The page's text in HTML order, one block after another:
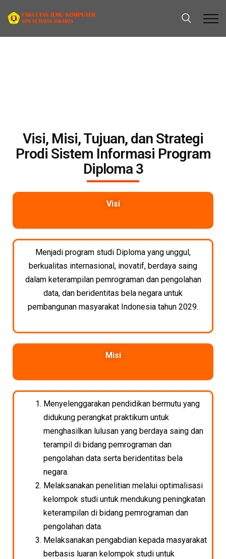
Visi, Misi, Tujuan, dan Strategi
Prodi Sistem Informasi Program
Diploma 3
Visi
Menjadi program studi Diploma yang unggul,
berkualitas internasional, inovatif, berdaya saing
dalam keterampilan pemrograman dan pengolahan
data, dan beridentitas bela negara untuk
pembangunan masyarakat Indonesia tahun 2029.
Misi
Menyelenggarakan pendidikan bermutu yang
didukung perangkat praktikum untuk
menghasilkan lulusan yang berdaya saing dan
terampil di bidang pemrograman dan
pengolahan data serta beridentitas bela
negara.
Melaksanakan penelitian melalui optimalisasi
kelompok studi untuk mendukung peningkatan
keterampilan di bidang pemrograman dan
pengolahan data.
Melaksanakan pengabdian kepada masyarakat
berbasis luaran kelompok studi untuk